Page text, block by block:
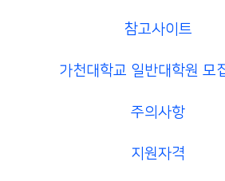
참고사이트
가천대학교 일반대학원 모
주의사항
지원자격